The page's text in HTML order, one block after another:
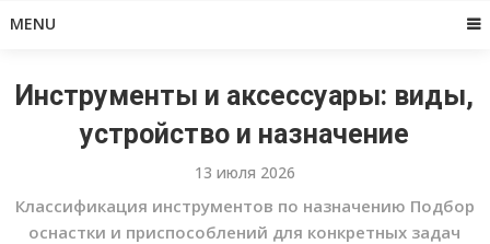
MENU
Инструменты и аксессуары: виды,
устройство и назначение
13 июля 2026
Классификация инструментов по назначению Подбор
оснастки и приспособлений для конкретных задач